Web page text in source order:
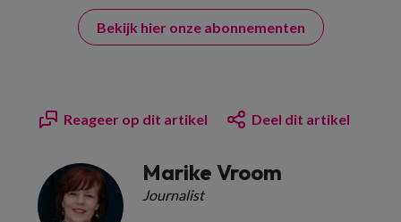
Bekijk hier onze abonnementen
Reageer op dit artikel Deel dit artikel
Marike Vroom
Journalist